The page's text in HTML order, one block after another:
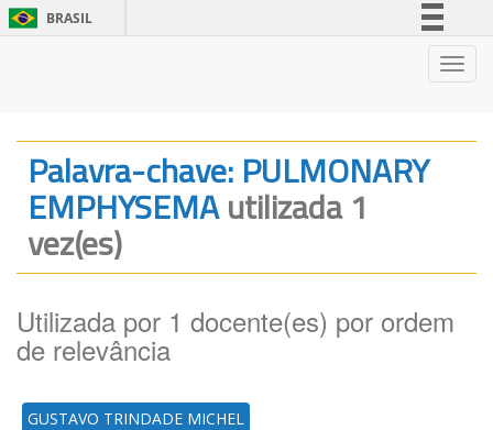
BRASIL
Legislação
Canais
Palavra-chave: PULMONARY
EMPHYSEMAutilizada 1
vez(es)
Utilizada por 1 docente(es) por ordem
de relevância
GUSTAVO TRINDADE MICHEL